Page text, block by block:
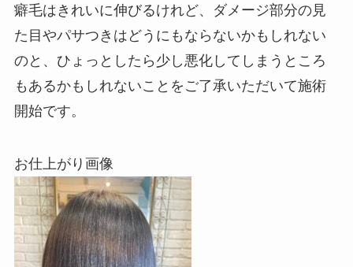
癖毛はきれいに伸びるけれど、ダメージ部分の見
た目やパサつきはどうにもならないかもしれない
のと、ひょっとしたら少し悪化してしまうところ
もあるかもしれないことをご了承いただいて施術
開始です。
お仕上がり画像